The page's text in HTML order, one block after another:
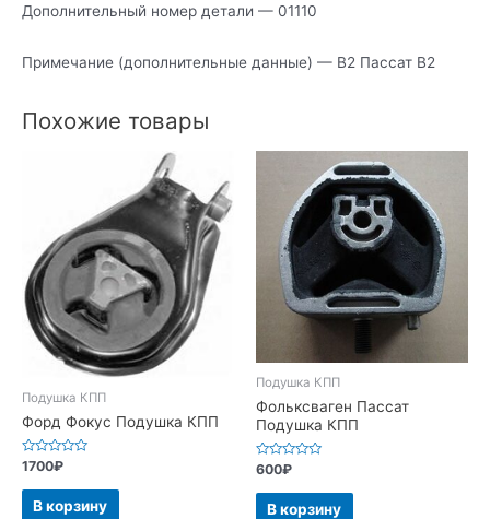
Дополнительный номер детали — 01110
Примечание (дополнительные данные) — В2 Пассат В2
Похожие товары
Подушка КПП
Форд Фокус Подушка КПП
Оценка
из
1700₽
В корзину
Подушка КПП
Фольксваген Пассат
Подушка КПП
Оценка
0
из
600₽
В корзину